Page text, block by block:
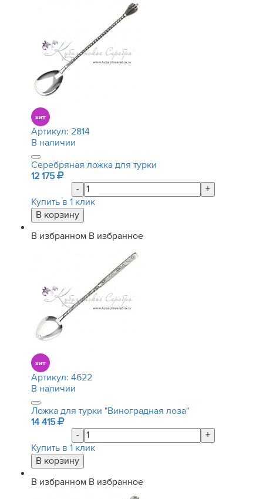
Артикул: 2814
В наличии
Серебряная ложка для турки
12 175
-
+
Купить в 1 клик
В избранном В избранное
Артикул: 4622
В наличии
Ложка для турки "Виноградная лоза"
14 415
-
+
Купить в 1 клик
В избранном В избранное